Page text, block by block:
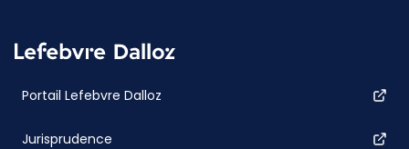
Portail Lefebvre Dalloz
Jurisprudence